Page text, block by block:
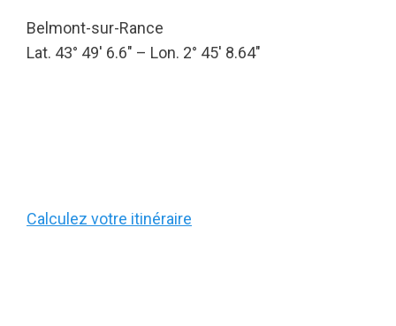
Belmont-sur-Rance
Lat. 43° 49′ 6.6″ – Lon. 2° 45′ 8.64″
Calculez votre itinéraire